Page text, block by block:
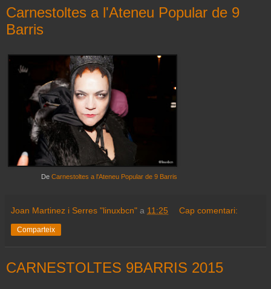
Carnestoltes a l'Ateneu Popular de 9
Barris
De Carnestoltes a l'Ateneu Popular de 9 Barris
Joan Martinez i Serres "linuxbcn" a 11:25 Cap comentari:
Comparteix
CARNESTOLTES 9BARRIS 2015